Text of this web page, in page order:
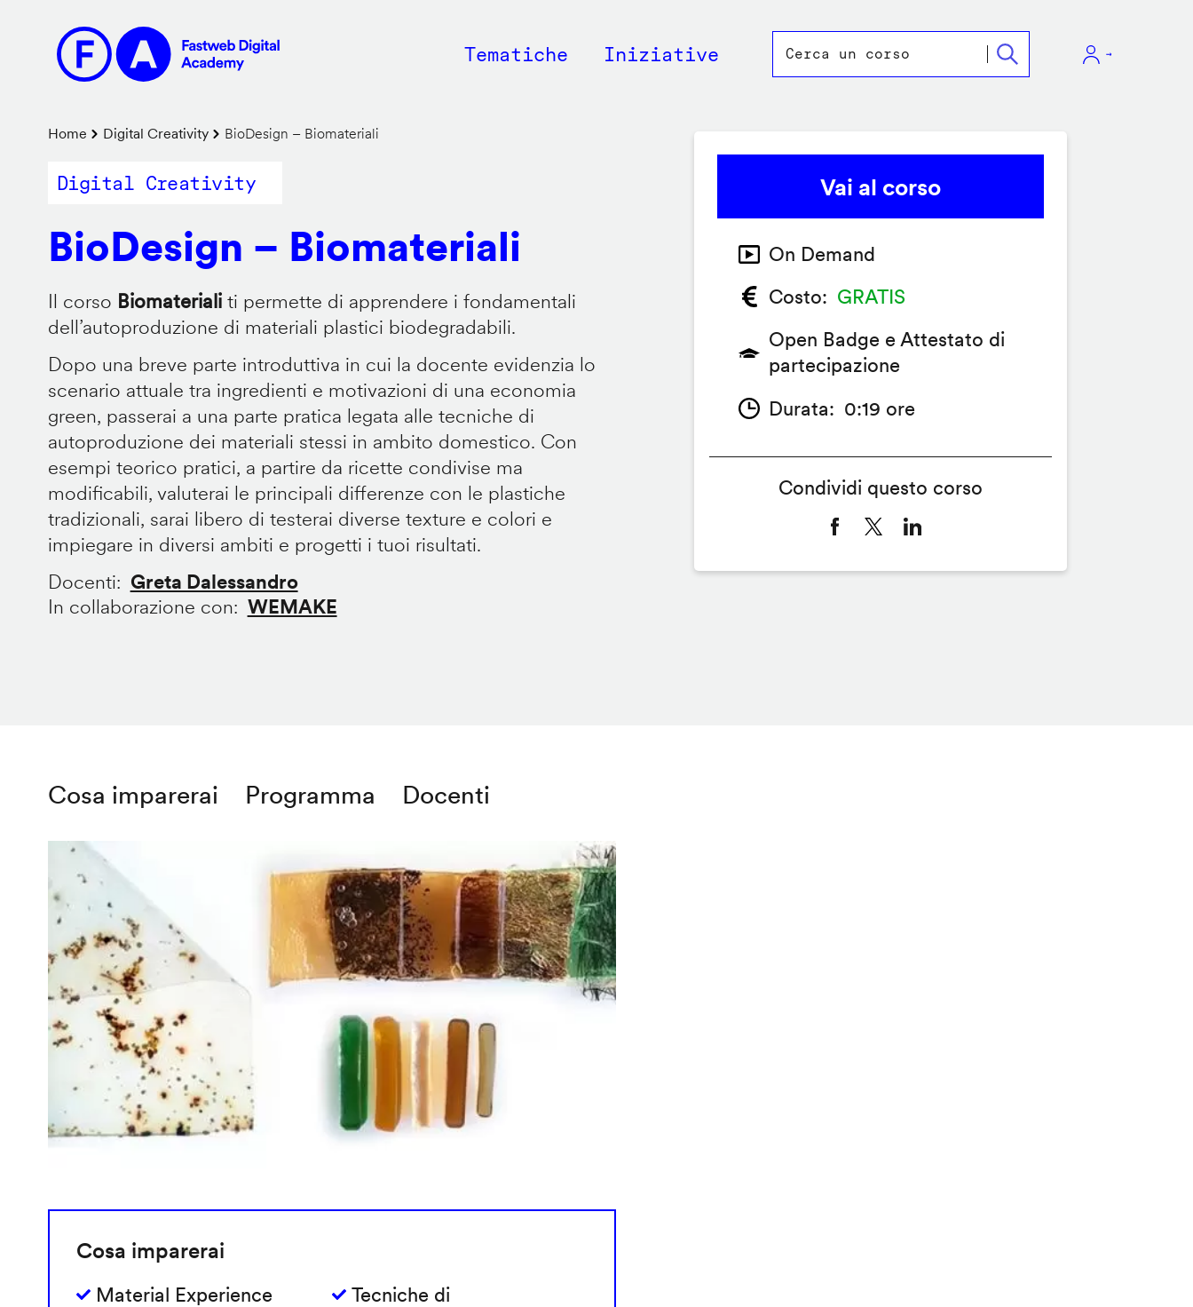
contenuto
principale
Main
Tematiche Iniziative
Briciole
di
Home Digital Creativity BioDesign – Biomateriali
Digital Creativity
BioDesign – Biomateriali
Il corso Biomaterialiti permette di apprendere i fondamentali
dell’autoproduzione di materiali plastici biodegradabili.
Dopo una breve parte introduttiva in cui la docente evidenzia lo
scenario attuale tra ingredienti e motivazioni di una economia
green, passerai a una parte pratica legata alle tecniche di
autoproduzione dei materiali stessi in ambito domestico. Con
esempi teorico pratici, a partire da ricette condivise ma
modificabili, valuterai le principali differenze con le plastiche
tradizionali, sarai libero di testerai diverse texture e colori e
impiegare in diversi ambiti e progetti i tuoi risultati.
Docenti
Greta Dalessandro
In collaborazione con
WEMAKE
Cosa imparerai Programma Docenti
Cosa imparerai
Material Experience
Tecniche di
Vai al corso
On Demand
Costo
GRATIS
Open Badge e Attestato di
partecipazione
Durata
0:19 ore
Condividi questo corso